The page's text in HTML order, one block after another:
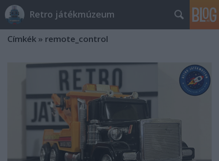
Retro játékmúzeum
Címkék » remote_control